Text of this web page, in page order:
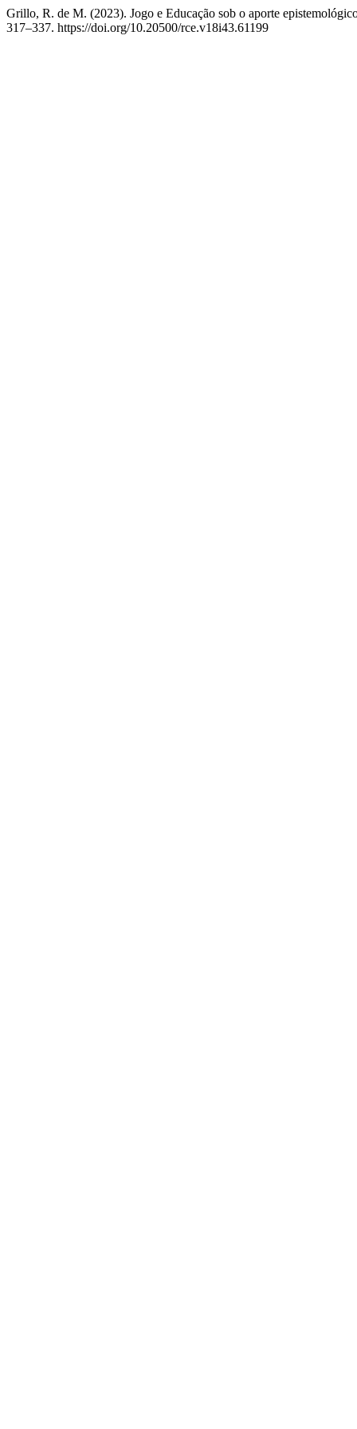
Grillo, R. de M. (2023). Jogo e Educação sob o aporte
317–337. https://doi.org/10.20500/rce.v18i43.61199